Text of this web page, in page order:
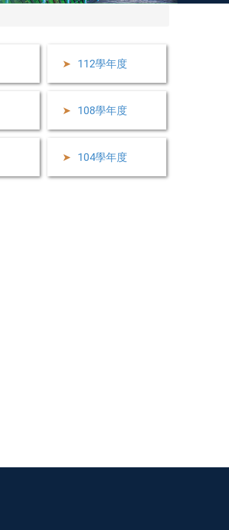
112學年度
108學年度
104學年度